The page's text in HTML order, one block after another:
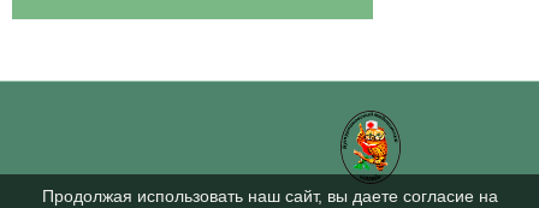
Продолжая использовать наш сайт, вы даете согласие на